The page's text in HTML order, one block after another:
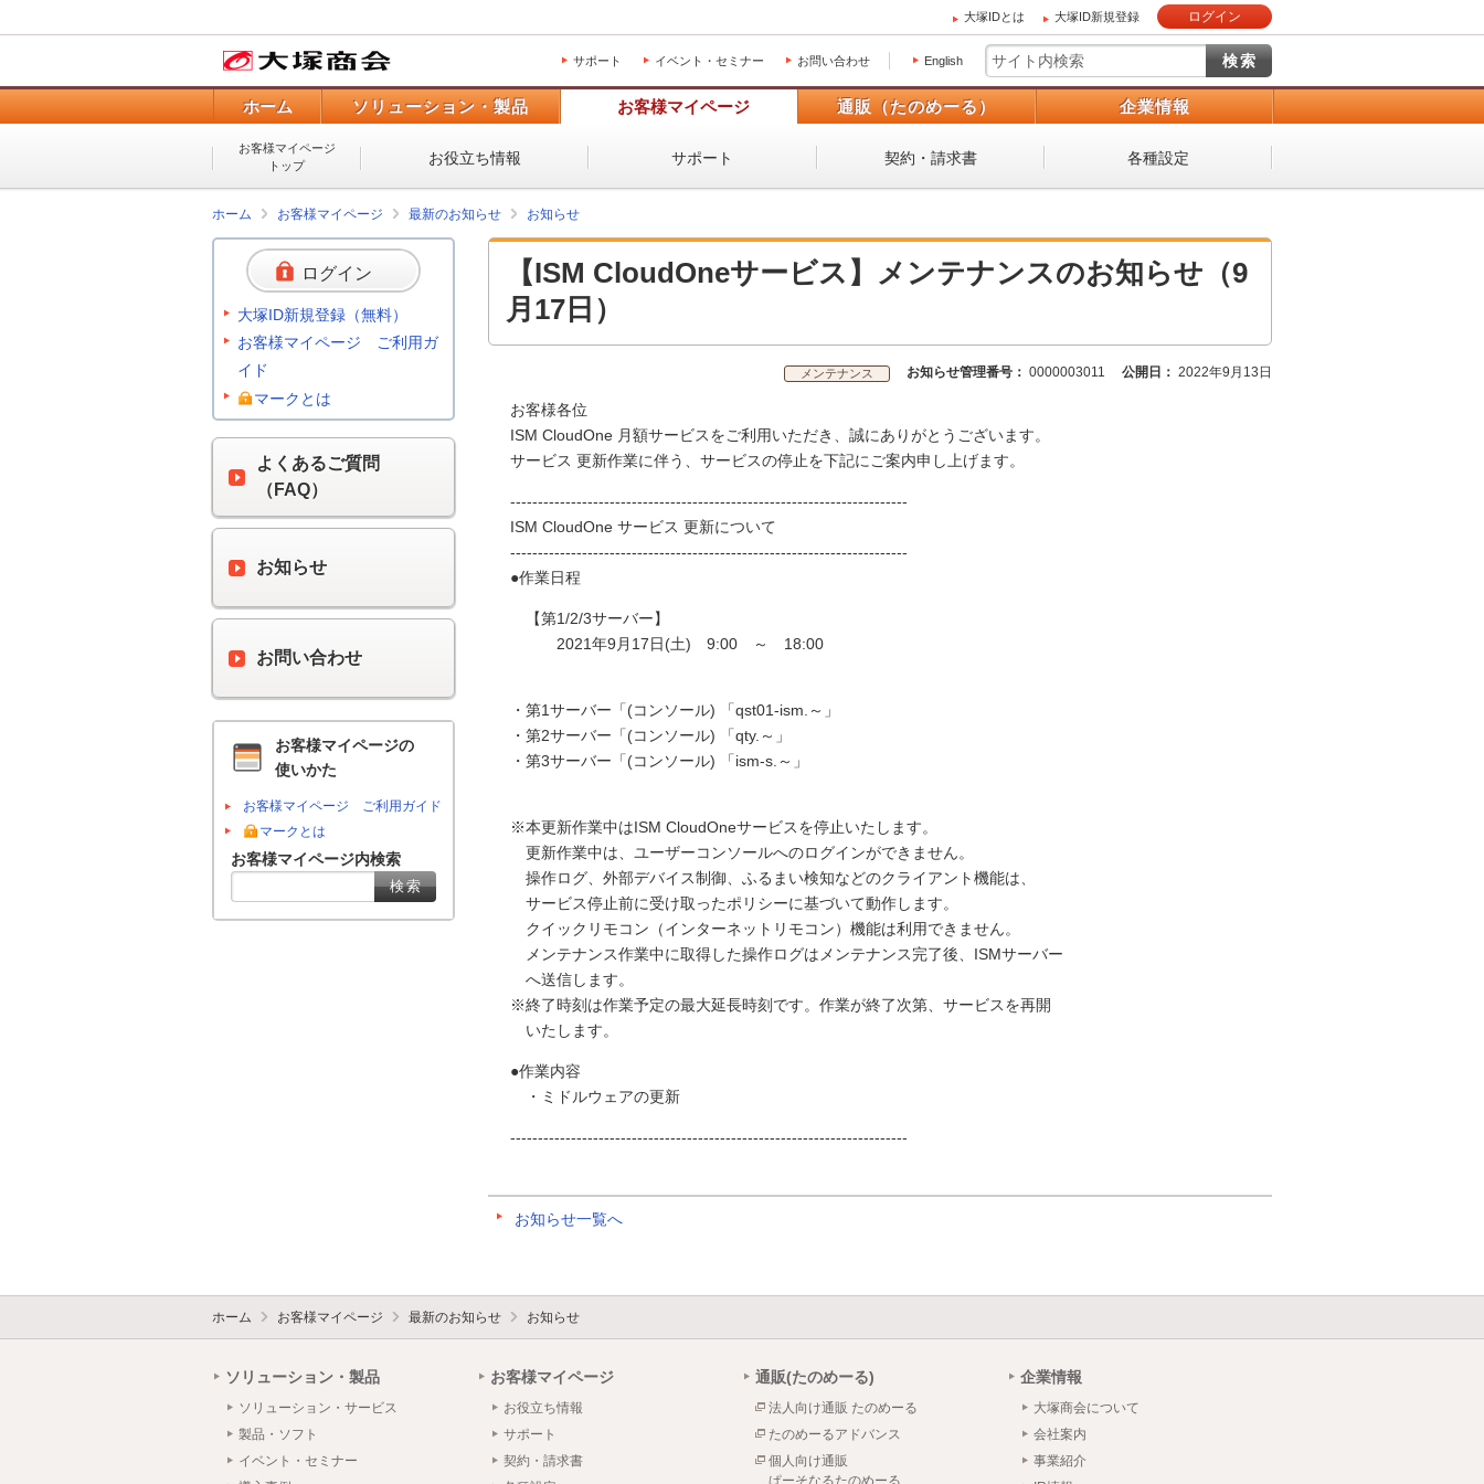
大塚IDとは 大塚ID新規登録 ログイン
サポート イベント・セミナー お問い合わせ English
ホーム ソリューション・製品 お客様マイページ 通販（たのめーる） 企業情報
お客様マイページ
トップ
お役立ち情報 サポート 契約・請求書 各種設定
ホーム お客様マイページ 最新のお知らせ お知らせ
【ISM CloudOneサービス】メンテナンスのお知らせ（9
月17日）
メンテナンス お知らせ管理番号： 0000003011 公開日： 2022年9月13日
お客様各位
ISM CloudOne 月額サービスをご利用いただき、誠にありがとうございます。
サービス 更新作業に伴う、サービスの停止を下記にご案内申し上げます。
------------------------------------------------------------------------
ISM CloudOne サービス 更新について
------------------------------------------------------------------------
●作業日程
【第1/2/3サーバー】
2021年9月17日(土) 9:00 ～ 18:00
・第1サーバー「(コンソール) 「qst01-ism.～」
・第2サーバー「(コンソール) 「qty.～」
・第3サーバー「(コンソール) 「ism-s.～」
※本更新作業中はISM CloudOneサービスを停止いたします。
更新作業中は、ユーザーコンソールへのログインができません。
操作ログ、外部デバイス制御、ふるまい検知などのクライアント機能は、
サービス停止前に受け取ったポリシーに基づいて動作します。
クイックリモコン（インターネットリモコン）機能は利用できません。
メンテナンス作業中に取得した操作ログはメンテナンス完了後、ISMサーバー
へ送信します。
※終了時刻は作業予定の最大延長時刻です。作業が終了次第、サービスを再開
いたします。
●作業内容
・ミドルウェアの更新
------------------------------------------------------------------------
お知らせ一覧へ
ログイン
大塚ID新規登録（無料）
お客様マイページ ご利用ガ
イド
マークとは
よくあるご質問
（FAQ）
お知らせ
お問い合わせ
お客様マイページの
使いかた
お客様マイページ ご利用ガイド
マークとは
お客様マイページ内検索
ホーム お客様マイページ 最新のお知らせ お知らせ
ソリューション・製品
ソリューション・サービス
製品・ソフト
イベント・セミナー
お客様マイページ
お役立ち情報
サポート
契約・請求書
通販(たのめーる)
法人向け通販 たのめーる
たのめーるアドバンス
個人向け通販
ぱーそなるたのめーる
企業情報
大塚商会について
会社案内
事業紹介